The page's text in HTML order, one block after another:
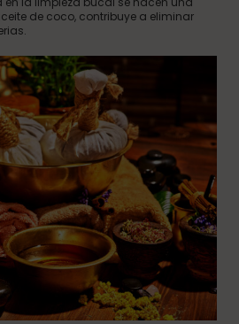
de coco, contribuye a eliminar